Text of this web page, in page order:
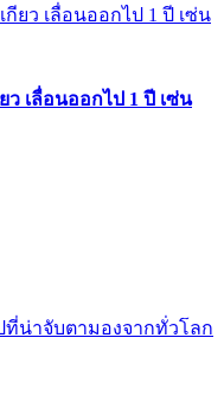
เลื่อนออกไป 1 ปี เซ่น